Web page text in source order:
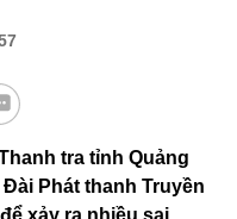
tra tỉnh Quảng
Đài Phát thanh Truyền